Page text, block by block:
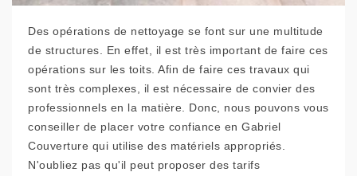
Des opérations de nettoyage se font sur une multitude
de structures. En effet, il est très important de faire ces
opérations sur les toits. Afin de faire ces travaux qui
sont très complexes, il est nécessaire de convier des
professionnels en la matière. Donc, nous pouvons vous
conseiller de placer votre confiance en Gabriel
Couverture qui utilise des matériels appropriés.
N'oubliez pas qu'il peut proposer des tarifs